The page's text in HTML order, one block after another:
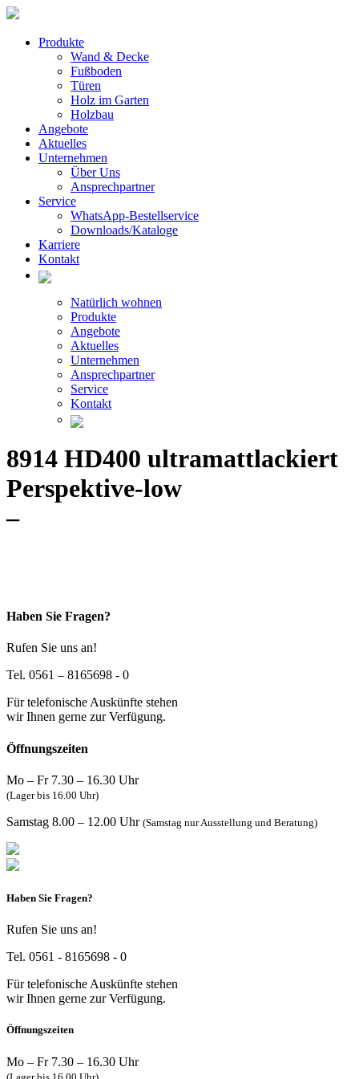
Produkte
Wand & Decke
Fußboden
Türen
Holz im Garten
Holzbau
Angebote
Aktuelles
Unternehmen
Über Uns
Ansprechpartner
Service
WhatsApp-Bestellservice
Downloads/Kataloge
Karriere
Kontakt
Natürlich wohnen
Produkte
Angebote
Aktuelles
Unternehmen
Ansprechpartner
Service
Kontakt
8914 HD400 ultramattlackiert
Perspektive-low
–
Haben Sie Fragen?
Rufen Sie uns an!
Tel. 0561 – 8165698 - 0
Für telefonische Auskünfte stehen
wir Ihnen gerne zur Verfügung.
Öffnungszeiten
Mo – Fr 7.30 – 16.30 Uhr
(Lager bis 16.00 Uhr)
Samstag 8.00 – 12.00 Uhr (Samstag nur Ausstellung und Beratung)
Haben Sie Fragen?
Rufen Sie uns an!
Tel. 0561 - 8165698 - 0
Für telefonische Auskünfte stehen
wir Ihnen gerne zur Verfügung.
Öffnungszeiten
Mo – Fr 7.30 – 16.30 Uhr